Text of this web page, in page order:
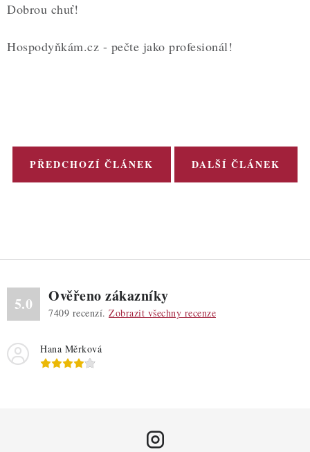
Dobrou chuť!
Hospodyňkám.cz - pečte jako profesionál!
PŘEDCHOZÍ ČLÁNEK DALŠÍ ČLÁNEK
5.0 Ověřeno zákazníky
7409 recenzí. Zobrazit všechny recenze
Hana Měrková